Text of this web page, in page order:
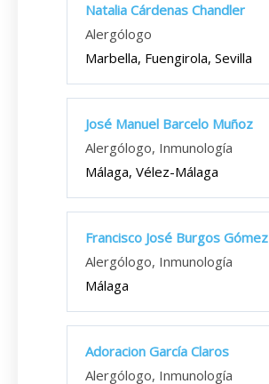
Natalia Cárdenas Chandler
Alergólogo
Marbella, Fuengirola, Sevilla
José Manuel Barcelo Muñoz
Alergólogo, Inmunología
Málaga, Vélez-Málaga
Francisco José Burgos Gómez
Alergólogo, Inmunología
Málaga
Adoracion García Claros
Alergólogo, Inmunología